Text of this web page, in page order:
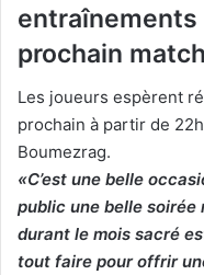
entraînements
prochain
Les joueurs espèrent
prochain à partir de
Boumezrag.
«C’est une belle
public une belle soirée
durant le mois sacré
tout faire pour offrir